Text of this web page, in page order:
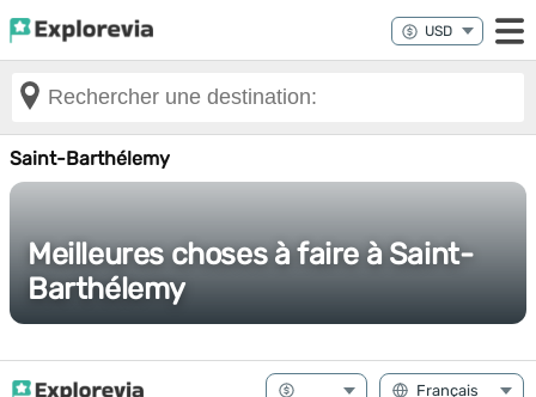
Saint-Barthélemy
Meilleures choses à faire à Saint-
Barthélemy